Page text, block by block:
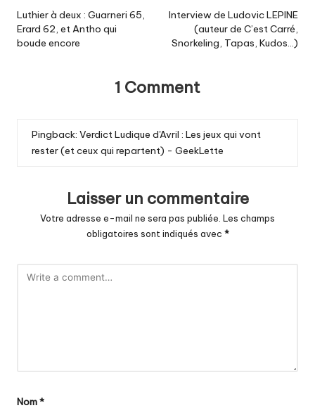
navigation
Luthier à deux : Guarneri 65,
Erard 62, et Antho qui
boude encore
Interview de Ludovic LEPINE
(auteur de C’est Carré,
Snorkeling, Tapas, Kudos…)
1 Comment
Pingback: Verdict Ludique d'Avril : Les jeux qui vont
rester (et ceux qui repartent) - GeekLette
Laisser un commentaire
Votre adresse e-mail ne sera pas publiée. Les champs
obligatoires sont indiqués avec *
Nom*